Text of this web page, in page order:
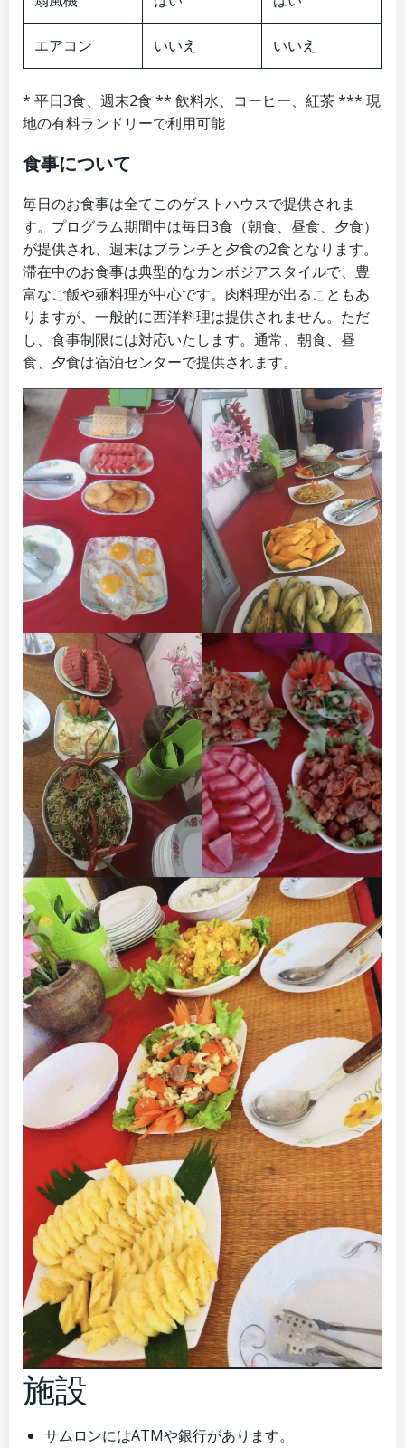
エアコン いいえ いいえ
* 平日3食、週末2食 ** 飲料水、コーヒー、紅茶 *** 現
地の有料ランドリーで利用可能
食事について
毎日のお食事は全てこのゲストハウスで提供されま
す。プログラム期間中は毎日3食（朝食、昼食、夕食）
が提供され、週末はブランチと夕食の2食となります。
滞在中のお食事は典型的なカンボジアスタイルで、豊
富なご飯や麺料理が中心です。肉料理が出ることもあ
りますが、一般的に西洋料理は提供されません。ただ
し、食事制限には対応いたします。通常、朝食、昼
食、夕食は宿泊センターで提供されます。
施設
サムロンにはATMや銀行があります。